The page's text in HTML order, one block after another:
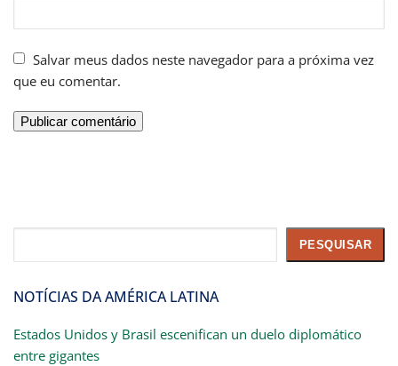
Salvar meus dados neste navegador para a próxima vez
que eu comentar.
PESQUISAR
NOTÍCIAS DA AMÉRICA LATINA
Estados Unidos y Brasil escenifican un duelo diplomático
entre gigantes